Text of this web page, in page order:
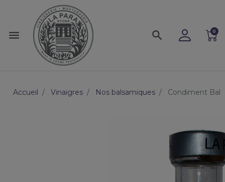
menu search 0
Accueil Vinaigres Nos balsamiques Condiment